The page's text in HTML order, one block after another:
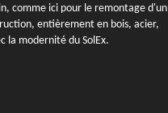
comme ici pour le remontage d'un
entièrement en bois, acier,
modernité du SolEx.